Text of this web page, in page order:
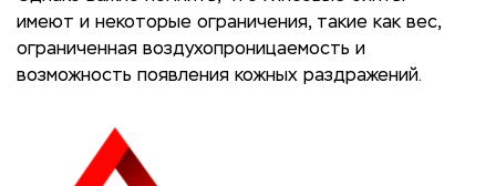
имеют и некоторые ограничения, такие как вес,
ограниченная воздухопроницаемость и
возможность появления кожных раздражений.